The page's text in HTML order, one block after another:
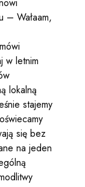
– Wałaam,
w letnim
lokalną
stajemy
się bez
na jeden